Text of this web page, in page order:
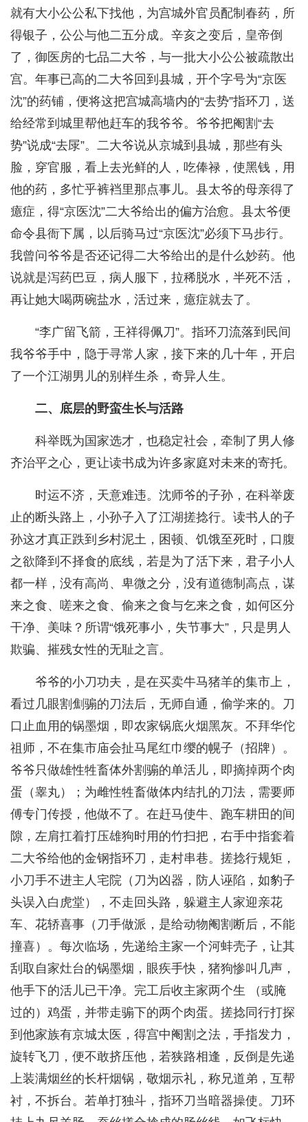
就有大小公公私下找他，为宫城外官员配制春药，所
得银子，公公与他二五分成。辛亥之变后，皇帝倒
了，御医房的七品二大爷，与一批大小公公被疏散出
宫。年事已高的二大爷回到县城，开个字号为“京医
沈”的药铺，便将这把宫城高墙内的“去势”指环刀，送
给经常到城里帮他赶车的我爷爷。爷爷把阉割“去
势”说成“去㞗”。二大爷说从京城到县城，那些有头
脸，穿官服，看上去光鲜的人，吃俸禄，使黑钱，用
他的药，多忙乎裤裆里那点事儿。县太爷的母亲得了
癔症，得“京医沈”二大爷给出的偏方治愈。县太爷便
命令县衙下属，以后骑马过“京医沈”必须下马步行。
我曾问爷爷是否还记得二大爷给出的是什么妙药。他
说就是泻药巴豆，病人服下，拉稀脱水，半死不活，
再让她大喝两碗盐水，活过来，癔症就去了。
“李广留飞箭，王祥得佩刀”。指环刀流落到民间
我爷爷手中，隐于寻常人家，接下来的几十年，开启
了一个江湖男儿的别样生杀，奇异人生。
二、底层的野蛮生长与活路
科举既为国家选才，也稳定社会，牵制了男人修
齐治平之心，更让读书成为许多家庭对未来的寄托。
时运不济，天意难违。沈师爷的子孙，在科举废
止的断头路上，小孙子入了江湖搓捻行。读书人的子
孙这才真正跌到乡村泥土，困顿、饥饿至死时，口腹
之欲降到不择食的底线，若是为了活下来，君子小人
都一样，没有高尚、卑微之分，没有道德制高点，谋
来之食、嗟来之食、偷来之食与乞来之食，如何区分
干净、美味？所谓“饿死事小，失节事大”，只是男人
欺骗、摧残女性的无耻之言。
爷爷的小刀功夫，是在买卖牛马猪羊的集市上，
看过几眼割劁骟的刀法后，无师自通，偷学来的。刀
口止血用的锅墨烟，即农家锅底火烟黑灰。不拜华佗
祖师，不在集市庙会扯马尾红巾缨的幌子（招牌）。
爷爷只做雄性牲畜体外割骟的单活儿，即摘掉两个肉
蛋（睾丸）；为雌性牲畜做体内结扎的刀法，需要师
傅专门传授，他做不了。在赶马使牛、跑车耕田的间
隙，左肩扛着打压雄狗时用的竹扫把，右手中指套着
二大爷给他的金钢指环刀，走村串巷。搓捻行规矩，
小刀手不进主人宅院（刀为凶器，防人诬陷，如豹子
头误入白虎堂），不走回头路，躲避主人家迎亲花
车、花轿喜事（刀手做派，是给动物阉割断后，不能
撞喜）。每次临场，先递给主家一个河蚌壳子，让其
刮取自家灶台的锅墨烟，眼疾手快，猪狗惨叫几声，
他手下的活儿已干净。完工后收主家两个生 （或腌
过的）鸡蛋，并带走骟下的两个肉蛋。搓捻同行打探
到他家族有京城太医，得宫中阉割之法，手指发力，
旋转飞刀，便不敢挤压他，若狭路相逢，反倒是先递
上装满烟丝的长杆烟锅，敬烟示礼，称兄道弟，互帮
衬，不拆台。若单打独斗，指环刀当暗器操使。刀环